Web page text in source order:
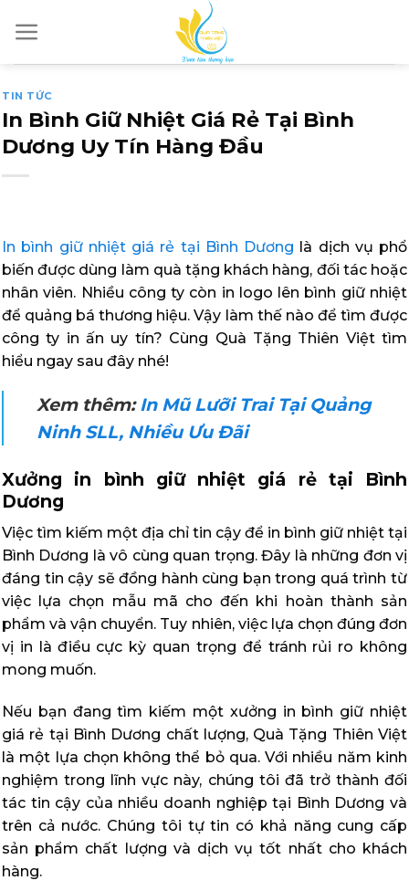
to
TIN TỨC
In Bình Giữ Nhiệt Giá Rẻ Tại Bình
Dương Uy Tín Hàng Đầu
In bình giữ nhiệt giá rẻ tại Bình Dương là dịch vụ phổ
biến được dùng làm quà tặng khách hàng, đối tác hoặc
nhân viên. Nhiều công ty còn in logo lên bình giữ nhiệt
để quảng bá thương hiệu. Vậy làm thế nào để tìm được
công ty in ấn uy tín? Cùng Quà Tặng Thiên Việt tìm
hiểu ngay sau đây nhé!
Xem thêm:In Mũ Lưỡi Trai Tại Quảng
Ninh SLL, Nhiều Ưu Đãi
Xưởng in bình giữ nhiệt giá rẻ tại Bình
Dương
Việc tìm kiếm một địa chỉ tin cậy để in bình giữ nhiệt tại
Bình Dương là vô cùng quan trọng. Đây là những đơn vị
đáng tin cậy sẽ đồng hành cùng bạn trong quá trình từ
việc lựa chọn mẫu mã cho đến khi hoàn thành sản
phẩm và vận chuyển. Tuy nhiên, việc lựa chọn đúng đơn
vị in là điều cực kỳ quan trọng để tránh rủi ro không
mong muốn.
Nếu bạn đang tìm kiếm một xưởng in bình giữ nhiệt
giá rẻ tại Bình Dương chất lượng, Quà Tặng Thiên Việt
là một lựa chọn không thể bỏ qua. Với nhiều năm kinh
nghiệm trong lĩnh vực này, chúng tôi đã trở thành đối
tác tin cậy của nhiều doanh nghiệp tại Bình Dương và
trên cả nước. Chúng tôi tự tin có khả năng cung cấp
sản phẩm chất lượng và dịch vụ tốt nhất cho khách
hàng.